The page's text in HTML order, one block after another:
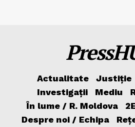
Actualitate Justiție
Investigații
Mediu
În lume / R. Moldova
Despre noi / Echipa